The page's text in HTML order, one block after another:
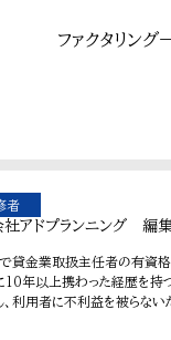
ファクタリング
者
社アドプランニング 編
貸金業取扱主任者の有資格
年以上携わった経歴を持
、利用者に不利益を被らな